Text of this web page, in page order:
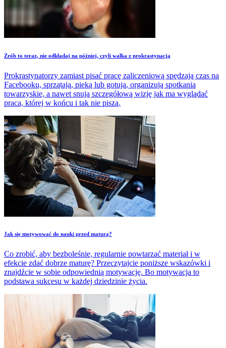
Zrób to teraz, nie odkładaj na później, czyli walka z prokrastynacją
Prokrastynatorzy zamiast pisać pracę zaliczeniową spędzają czas na
Facebooku, sprzątają, pieką lub gotują, organizują spotkania
towarzyskie, a nawet snują szczegółową wizję jak ma wyglądać
praca, której w końcu i tak nie piszą.
Jak się motywować do nauki przed maturą?
Co zrobić, aby bezboleśnie, regularnie powtarzać materiał i w
efekcie zdać dobrze maturę? Przeczytajcie poniższe wskazówki i
znajdźcie w sobie odpowiednią motywację. Bo motywacja to
podstawa sukcesu w każdej dziedzinie życia.